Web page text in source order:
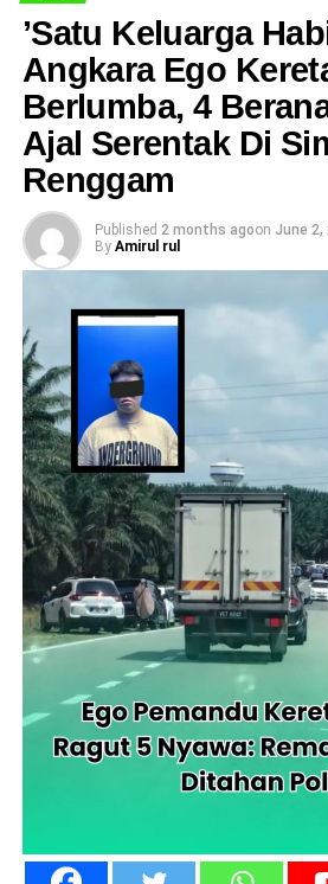
​’Satu Keluarga
Angkara Ego
Berlumba, 4
Ajal Serentak Di
Renggam
Published 2 months agoon June 2,
By Amirul rul